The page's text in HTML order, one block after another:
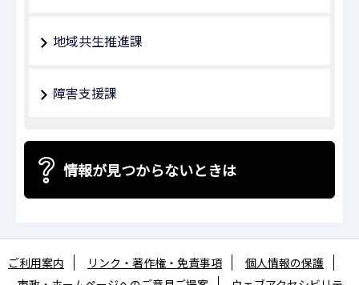
地域共生推進課
障害支援課
情報が見つからないときは
ご利用案内 リンク・著作権・免責事項
個人情報の保護